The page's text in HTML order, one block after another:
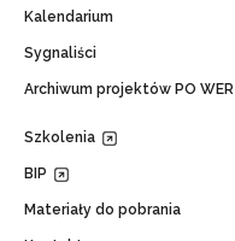
Kalendarium
Sygnaliści
Archiwum projektów PO WER
Szkolenia
BIP
Materiały do pobrania